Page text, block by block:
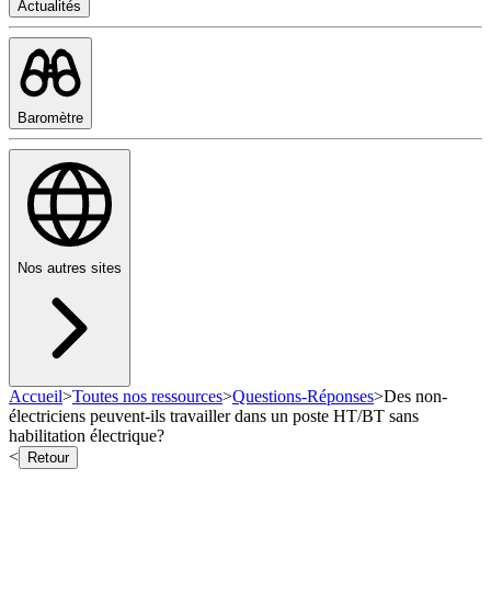
Actualités
Baromètre
Nos autres sites
Accueil>Toutes nos ressources>Questions-Réponses>Des non-
électriciens peuvent-ils travailler dans un poste HT/BT sans
habilitation électrique?
<
Retour